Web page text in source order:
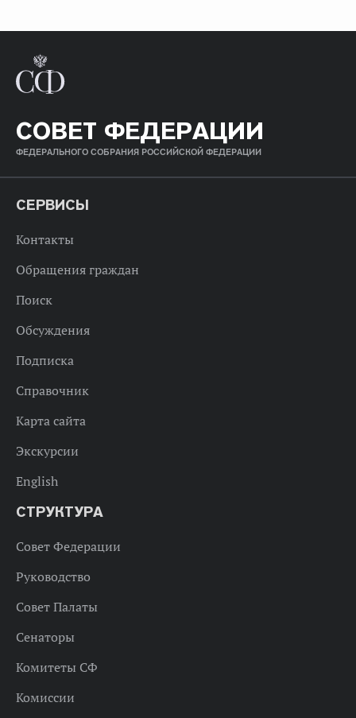
СОВЕТ ФЕДЕРАЦИИ
ФЕДЕРАЛЬНОГО СОБРАНИЯ РОССИЙСКОЙ ФЕДЕРАЦИИ
СЕРВИСЫ
Контакты
Обращения граждан
Поиск
Обсуждения
Подписка
Справочник
Карта сайта
Экскурсии
English
СТРУКТУРА
Совет Федерации
Руководство
Совет Палаты
Сенаторы
Комитеты СФ
Комиссии